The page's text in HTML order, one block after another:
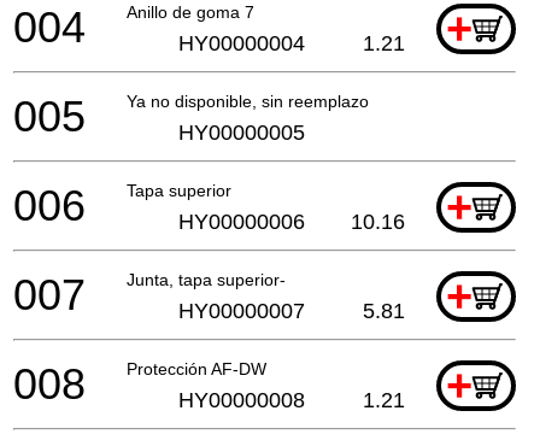
Anillo de goma 7 +
004 HY00000004 1.21
Ya no disponible, sin reemplazo
005 HY00000005
Tapa superior +
006 HY00000006 10.16
Junta, tapa superior- +
007 HY00000007 5.81
Protección AF-DW +
008 HY00000008 1.21